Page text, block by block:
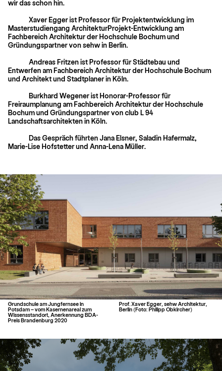
wir das schon hin.
Xaver Egger ist Professor für Projektentwicklung im
Masterstudiengang ArchitekturProjekt-Entwicklung am
Fachbereich Architektur der Hochschule Bochum und
Gründungspartner von sehw in Berlin.
Andreas Fritzen ist Professor für Städtebau und
Entwerfen am Fach­bereich Architektur der Hochschule Bochum
und Architekt und Stadt­planer in Köln.
Burkhard Wegener ist Honorar-Professor für
Freiraumplanung am Fachbereich Architektur der Hochschule
Bochum und Gründungspartner von club L 94
Landschaftsarchitekten in Köln.
Das Gespräch führten Jana Elsner, Saladin Hafermalz,
Marie-Lise Hofstetter und Anna-Lena Müller.
Grundschule am Jungfernsee in
Potsdam – vom Kasernenareal zum
Wissensstandort, Anerkennung BDA-
Preis Brandenburg 2020
Prof. Xaver Egger, sehw Architektur,
Berlin (Foto: Philipp Obkircher)